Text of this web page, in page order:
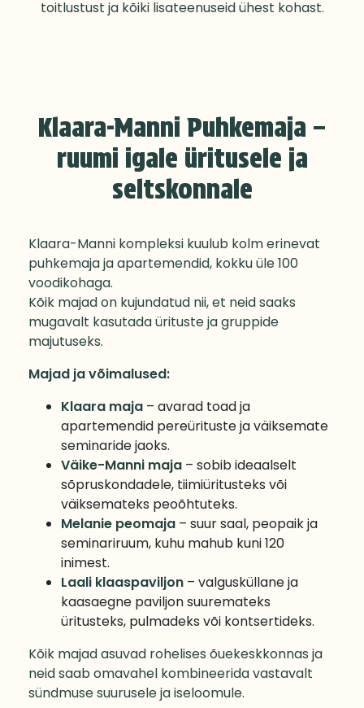
toitlustust ja kõiki lisateenuseid ühest kohast.
Klaara-Manni Puhkemaja –
ruumi igale üritusele ja
seltskonnale
Klaara-Manni kompleksi kuulub kolm erinevat
puhkemaja ja apartemendid, kokku üle 100
voodikohaga.
Kõik majad on kujundatud nii, et neid saaks
mugavalt kasutada ürituste ja gruppide
majutuseks.
Majad ja võimalused:
Klaara maja – avarad toad ja
apartemendid pereürituste ja väiksemate
seminaride jaoks.
Väike-Manni maja – sobib ideaalselt
sõpruskondadele, tiimiüritusteks või
väiksemateks peoõhtuteks.
Melanie peomaja – suur saal, peopaik ja
seminariruum, kuhu mahub kuni 120
inimest.
Laali klaaspaviljon – valgusküllane ja
kaasaegne paviljon suuremateks
üritusteks, pulmadeks või kontsertideks.
Kõik majad asuvad rohelises õuekeskkonnas ja
neid saab omavahel kombineerida vastavalt
sündmuse suurusele ja iseloomule.